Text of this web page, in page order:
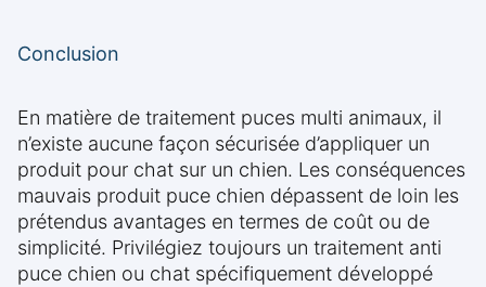
Conclusion
En matière de traitement puces multi animaux, il
n’existe aucune façon sécurisée d’appliquer un
produit pour chat sur un chien. Les conséquences
mauvais produit puce chien dépassent de loin les
prétendus avantages en termes de coût ou de
simplicité. Privilégiez toujours un traitement anti
puce chien ou chat spécifiquement développé